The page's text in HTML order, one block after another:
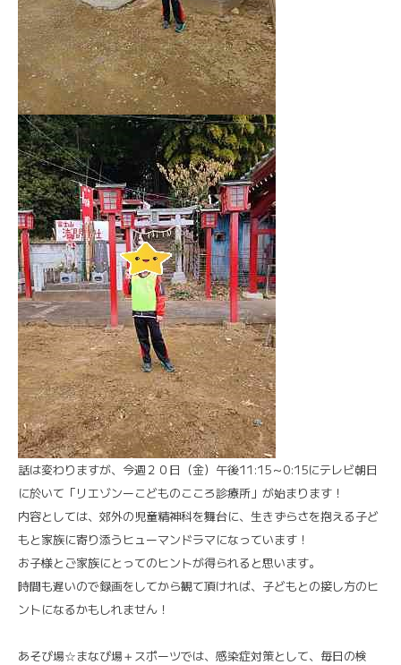
話は変わりますが、今週２０日（金）午後11:15～0:15にテレビ朝日
に於いて「リエゾンーこどものこころ診療所」が始まります！
内容としては、郊外の児童精神科を舞台に、生きずらさを抱える子ど
もと家族に寄り添うヒューマンドラマになっています！
お子様とご家族にとってのヒントが得られると思います。
時間も遅いので録画をしてから観て頂ければ、子どもとの接し方のヒ
ントになるかもしれません！
あそび場☆まなび場＋スポーツでは、感染症対策として、毎日の検